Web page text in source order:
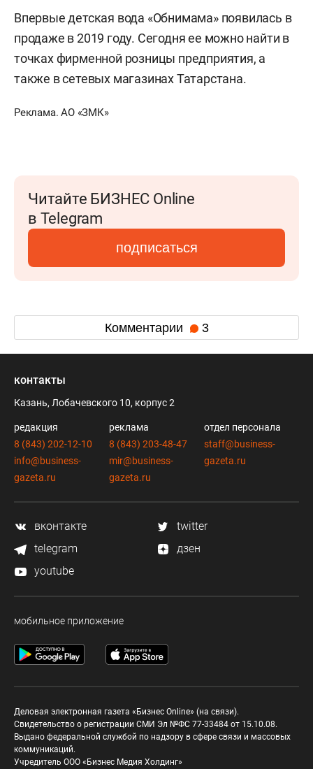
Впервые детская вода «Обнимама» появилась в
продаже в 2019 году. Сегодня ее можно найти в
точках фирменной розницы предприятия, а
также в сетевых магазинах Татарстана.
Реклама. АО «ЗМК»
Читайте БИЗНЕС Online
в Telegram
подписаться
Комментарии 3
контакты
Казань, Лобачевского 10, корпус 2
редакция
8 (843) 202-12-10
info@business-
gazeta.ru
реклама
8 (843) 203-48-47
mir@business-
gazeta.ru
отдел персонала
staff@business-
gazeta.ru
вконтакте
twitter
telegram
дзен
youtube
мобильное приложение
Деловая электронная газета «Бизнес Online» (на связи).
Свидетельство о регистрации СМИ Эл №ФС 77-33484 от 15.10.08.
Выдано федеральной службой по надзору в сфере связи и массовых
коммуникаций.
Учредитель ООО «Бизнес Медия Холдинг»